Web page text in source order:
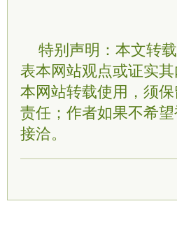
特别声明：本文转
表本网站观点或证实
本网站转载使用，须
责任；作者如果不希
接洽。